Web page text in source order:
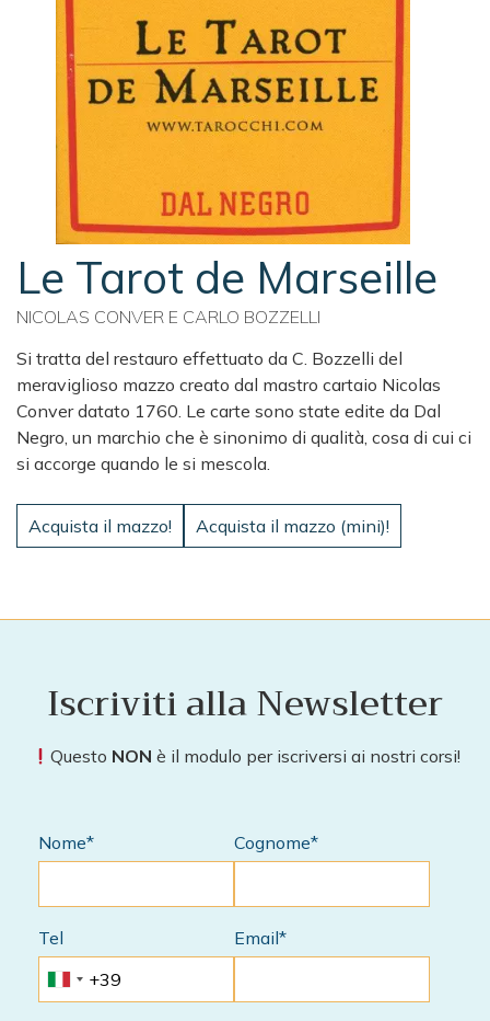
Le Tarot de Marseille
NICOLAS CONVER E CARLO BOZZELLI
Si tratta del restauro effettuato da C. Bozzelli del
meraviglioso mazzo creato dal mastro cartaio Nicolas
Conver datato 1760. Le carte sono state edite da Dal
Negro, un marchio che è sinonimo di qualità, cosa di cui ci
si accorge quando le si mescola.
Acquista il mazzo! Acquista il mazzo (mini)!
Iscriviti alla Newsletter
Questo NON è il modulo per iscriversi ai nostri corsi!
Nome* Cognome*
Tel Email*